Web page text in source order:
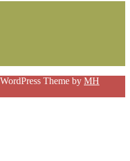
Theme by MH